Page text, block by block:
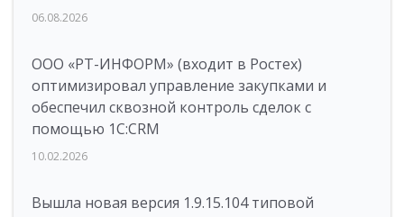
06.08.2026
ООО «РТ-ИНФОРМ» (входит в Ростех)
оптимизировал управление закупками и
обеспечил сквозной контроль сделок с
помощью 1С:CRM
10.02.2026
Вышла новая версия 1.9.15.104 типовой